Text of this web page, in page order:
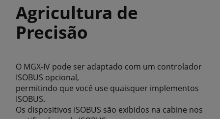
Agricultura de
Precisão
O MGX-IV pode ser adaptado com um controlador
ISOBUS opcional,
permitindo que você use quaisquer implementos
ISOBUS.
Os dispositivos ISOBUS são exibidos na cabine nos